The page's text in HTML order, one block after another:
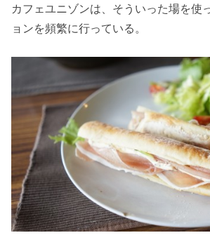
カフェユニゾンは、そういった場を使
ョンを頻繁に行っている。